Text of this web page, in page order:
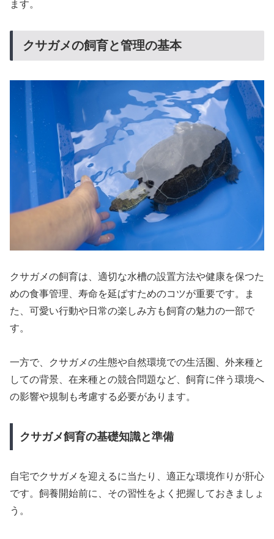
ます。
クサガメの飼育と管理の基本
クサガメの飼育は、適切な水槽の設置方法や健康を保つた
めの食事管理、寿命を延ばすためのコツが重要です。ま
た、可愛い行動や日常の楽しみ方も飼育の魅力の一部で
す。
一方で、クサガメの生態や自然環境での生活圏、外来種と
しての背景、在来種との競合問題など、飼育に伴う環境へ
の影響や規制も考慮する必要があります。
クサガメ飼育の基礎知識と準備
自宅でクサガメを迎えるに当たり、適正な環境作りが肝心
です。飼養開始前に、その習性をよく把握しておきましょ
う。